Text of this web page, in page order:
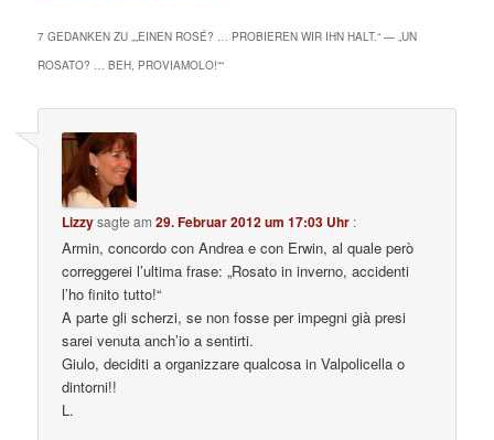
7 GEDANKEN ZU „„EINEN ROSÉ? … PROBIEREN WIR IHN HALT.“ — „UN
ROSATO? … BEH, PROVIAMOLO!““
Lizzysagte am29. Februar 2012 um 17:03 Uhr :
Armin, concordo con Andrea e con Erwin, al quale però
correggerei l’ultima frase: „Rosato in inverno, accidenti
l’ho finito tutto!“
A parte gli scherzi, se non fosse per impegni già presi
sarei venuta anch’io a sentirti.
Giulo, deciditi a organizzare qualcosa in Valpolicella o
dintorni!!
L.